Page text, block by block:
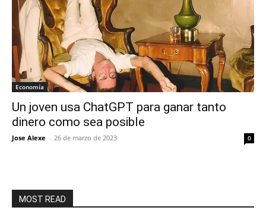
Economía
Un joven usa ChatGPT para ganar tanto
dinero como sea posible
Jose Alexe - 26 de marzo de 2023 0
MOST READ